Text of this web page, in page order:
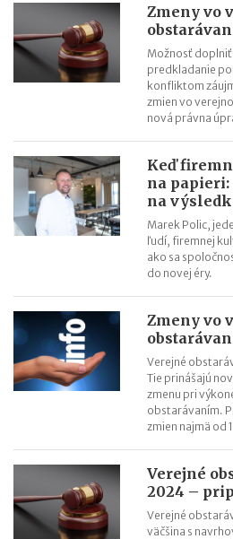
Založenie živnosti v roku 2026
Prekážky v práci pri sprevádzaní
1.1.2026
Zmeny vo
Možnosť doplniť
predkladanie
konfliktom
zmien vo
nová právna
Keď
na
na
Marek Polic,
ľudí, firemnej
ako sa
do novej éry.
Zmeny vo
Verejné
Tie prinášajú
zmenu pri
obstarávaním.
zmien najmä od
Verejné
2024 –
Verejné
väčšina s